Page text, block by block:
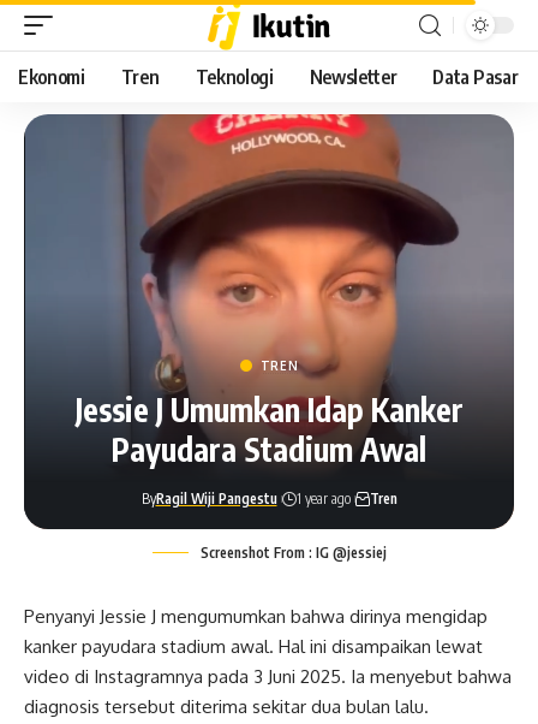
Ekonomi Tren Teknologi Newsletter Data Pasar
TREN
Jessie J Umumkan Idap Kanker
Payudara Stadium Awal
ByRagil Wiji Pangestu 1 year ago Tren
Screenshot From : IG @jessiej
Penyanyi Jessie J mengumumkan bahwa dirinya mengidap
kanker payudara stadium awal. Hal ini disampaikan lewat
video di Instagramnya pada 3 Juni 2025. Ia menyebut bahwa
diagnosis tersebut diterima sekitar dua bulan lalu.